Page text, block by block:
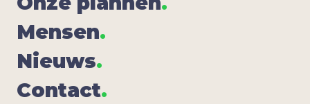
Men­sen.
Nieuws.
Con­tact.